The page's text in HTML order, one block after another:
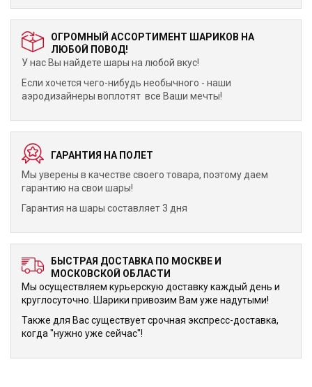
ОГРОМНЫЙ АССОРТИМЕНТ ШАРИКОВ НА
ЛЮБОЙ ПОВОД!
У нас Вы найдете шары на любой вкус!
Если хочется чего-нибудь необычного - наши
аэродизайнеры воплотят все Ваши мечты!
ГАРАНТИЯ НА ПОЛЕТ
Мы уверены в качестве своего товара, поэтому даем
гарантию на свои шары!
Гарантия на шары составляет 3 дня
БЫСТРАЯ ДОСТАВКА ПО МОСКВЕ И
МОСКОВСКОЙ ОБЛАСТИ
Мы осуществляем курьерскую доставку каждый день и
круглосуточно. Шарики привозим Вам уже надутыми!
Также для Вас существует срочная экспресс-доставка,
когда "нужно уже сейчас"!